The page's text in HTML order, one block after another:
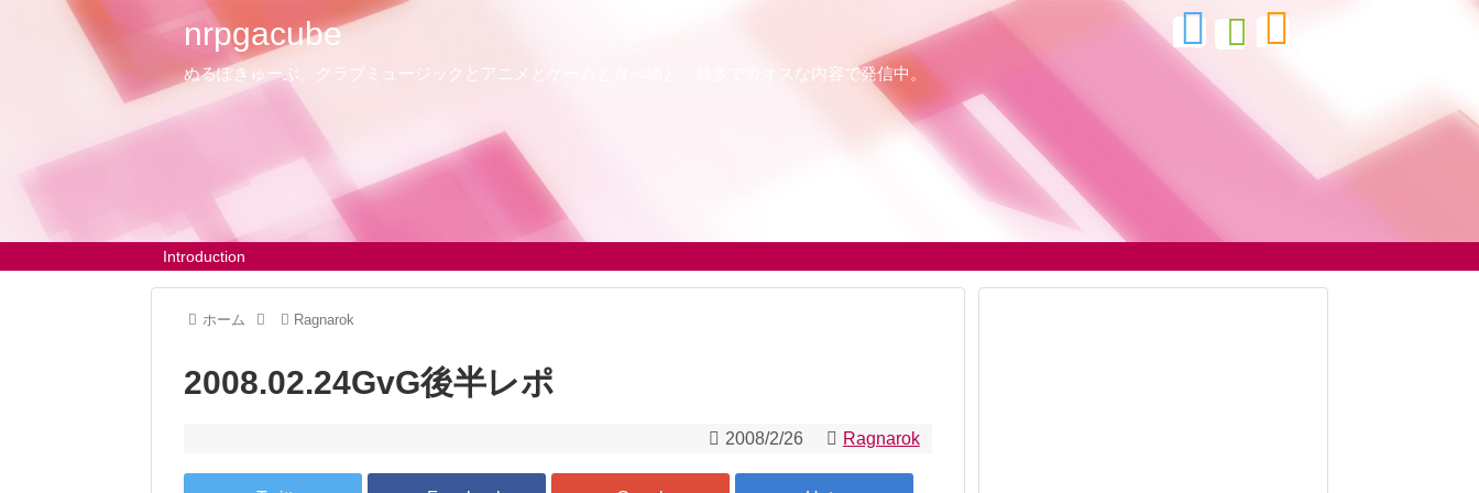
nrpgacube
ぬるぽきゅーぶ。クラブミュージックとアニメとゲームと食べ物と、雑多でカオスな内容で発信中。
Introduction
ホーム Ragnarok
2008.02.24GvG後半レポ
2008/2/26 Ragnarok